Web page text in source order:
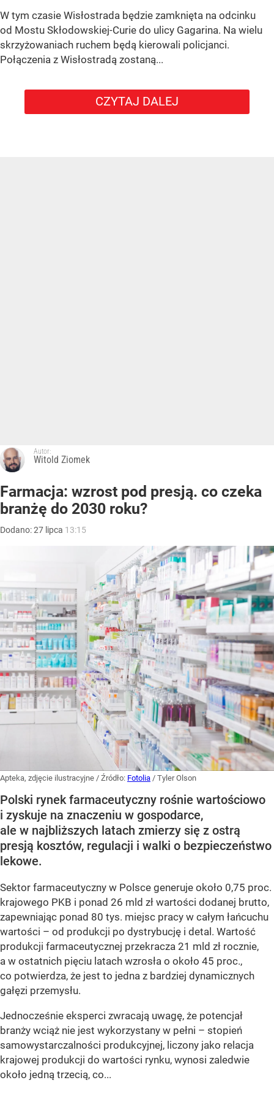
W tym czasie Wisłostrada będzie zamknięta na odcinku
od Mostu Skłodowskiej-Curie do ulicy Gagarina. Na wielu
skrzyżowaniach ruchem będą kierowali policjanci.
Połączenia z Wisłostradą zostaną...
CZYTAJ DALEJ
Autor:
Witold Ziomek
Farmacja: wzrost pod presją. co czeka
branżę do 2030 roku?
Dodano:27 lipca 13:15
Apteka, zdjęcie ilustracyjne / Źródło: Fotolia / Tyler Olson
Polski rynek farmaceutyczny rośnie wartościowo
i zyskuje na znaczeniu w gospodarce,
ale w najbliższych latach zmierzy się z ostrą
presją kosztów, regulacji i walki o bezpieczeństwo
lekowe.
Sektor farmaceutyczny w Polsce generuje około 0,75 proc.
krajowego PKB i ponad 26 mld zł wartości dodanej brutto,
zapewniając ponad 80 tys. miejsc pracy w całym łańcuchu
wartości – od produkcji po dystrybucję i detal. Wartość
produkcji farmaceutycznej przekracza 21 mld zł rocznie,
a w ostatnich pięciu latach wzrosła o około 45 proc.,
co potwierdza, że jest to jedna z bardziej dynamicznych
gałęzi przemysłu.
Jednocześnie eksperci zwracają uwagę, że potencjał
branży wciąż nie jest wykorzystany w pełni – stopień
samowystarczalności produkcyjnej, liczony jako relacja
krajowej produkcji do wartości rynku, wynosi zaledwie
około jedną trzecią, co...